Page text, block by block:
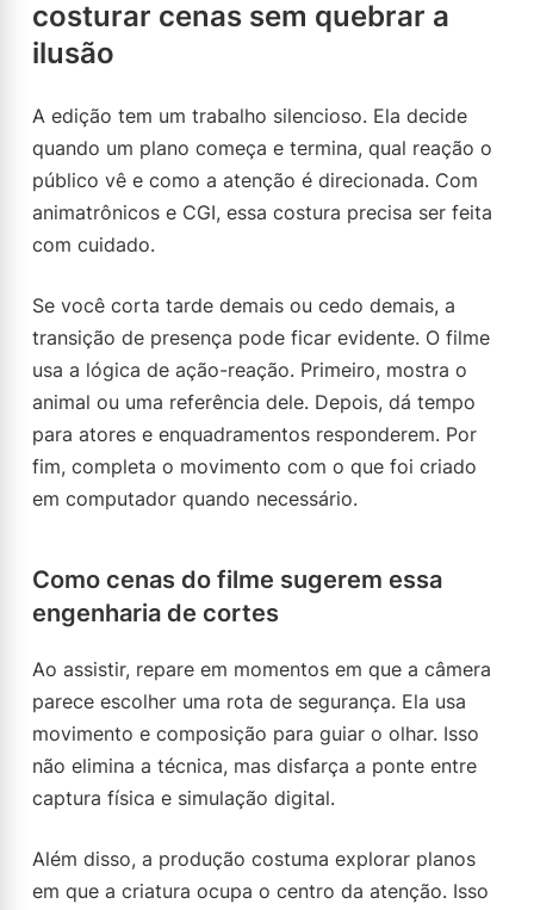
costurar cenas sem quebrar a
ilusão
A edição tem um trabalho silencioso. Ela decide
quando um plano começa e termina, qual reação o
público vê e como a atenção é direcionada. Com
animatrônicos e CGI, essa costura precisa ser feita
com cuidado.
Se você corta tarde demais ou cedo demais, a
transição de presença pode ficar evidente. O filme
usa a lógica de ação-reação. Primeiro, mostra o
animal ou uma referência dele. Depois, dá tempo
para atores e enquadramentos responderem. Por
fim, completa o movimento com o que foi criado
em computador quando necessário.
Como cenas do filme sugerem essa
engenharia de cortes
Ao assistir, repare em momentos em que a câmera
parece escolher uma rota de segurança. Ela usa
movimento e composição para guiar o olhar. Isso
não elimina a técnica, mas disfarça a ponte entre
captura física e simulação digital.
Além disso, a produção costuma explorar planos
em que a criatura ocupa o centro da atenção. Isso